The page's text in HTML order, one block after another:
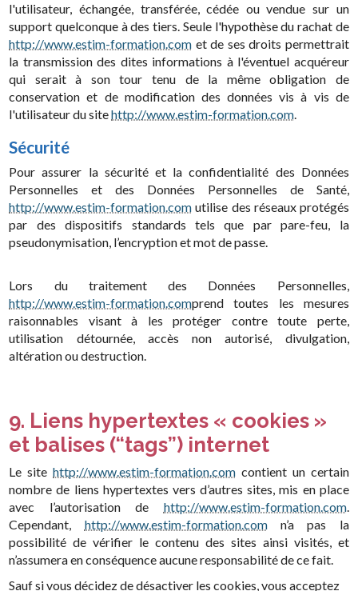
l'utilisateur, échangée, transférée, cédée ou vendue sur un
support quelconque à des tiers. Seule l'hypothèse du rachat de
http://www.estim-formation.com et de ses droits permettrait
la transmission des dites informations à l'éventuel acquéreur
qui serait à son tour tenu de la même obligation de
conservation et de modification des données vis à vis de
l'utilisateur du sitehttp://www.estim-formation.com.
Sécurité
Pour assurer la sécurité et la confidentialité des Données
Personnelles et des Données Personnelles de Santé,
http://www.estim-formation.com utilise des réseaux protégés
par des dispositifs standards tels que par pare-feu, la
pseudonymisation, l’encryption et mot de passe.
Lors du traitement des Données Personnelles,
http://www.estim-formation.comprend toutes les mesures
raisonnables visant à les protéger contre toute perte,
utilisation détournée, accès non autorisé, divulgation,
altération ou destruction.
9. Liens hypertextes « cookies »
et balises (“tags”) internet
Le sitehttp://www.estim-formation.com contient un certain
nombre de liens hypertextes vers d’autres sites, mis en place
avec l’autorisation de http://www.estim-formation.com.
Cependant, http://www.estim-formation.comn’a pas la
possibilité de vérifier le contenu des sites ainsi visités, et
n’assumera en conséquence aucune responsabilité de ce fait.
Sauf si vous décidez de désactiver les cookies, vous acceptez